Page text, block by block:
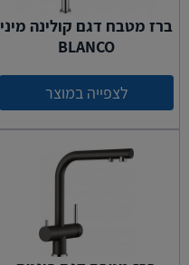
ברז מטבח דגם קולינה מיני
BLANCO
לצפייה במוצר